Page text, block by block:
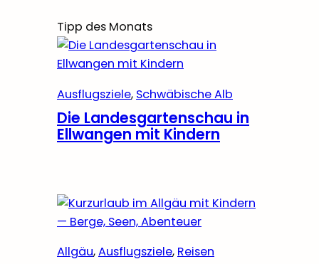
Tipp des Monats
Ausflugsziele, Schwäbische Alb
Die Landesgartenschau in
Ellwangen mit Kindern
Allgäu, Ausflugsziele, Reisen